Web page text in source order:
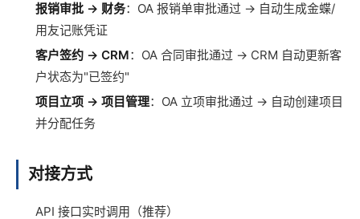
报销审批 → 财务：OA 报销单审批通过 → 自动生成金蝶/
用友记账凭证
客户签约 → CRM：OA 合同审批通过 → CRM 自动更新客
户状态为"已签约"
项目立项 → 项目管理：OA 立项审批通过 → 自动创建项目
并分配任务
对接方式
API 接口实时调用（推荐）